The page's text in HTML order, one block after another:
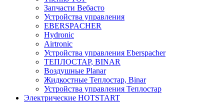
Запчасти Вебасто
Устройства управления
EBERSPACHER
Hydronic
Airtronic
Устройства управления Eberspacher
ТЕПЛОСТАР, BINAR
Воздушные Planar
Жидкостные Теплостар, Binar
Устройства управления Теплостар
Электрические HOTSTART